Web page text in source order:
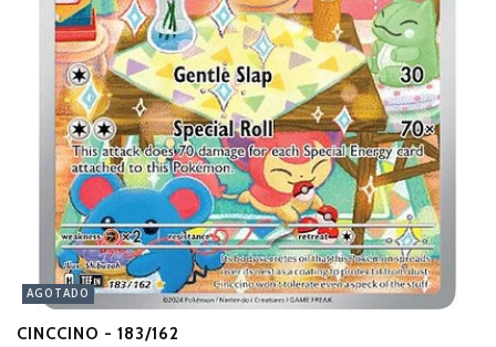
AGOTADO
CINCCINO - 183/162